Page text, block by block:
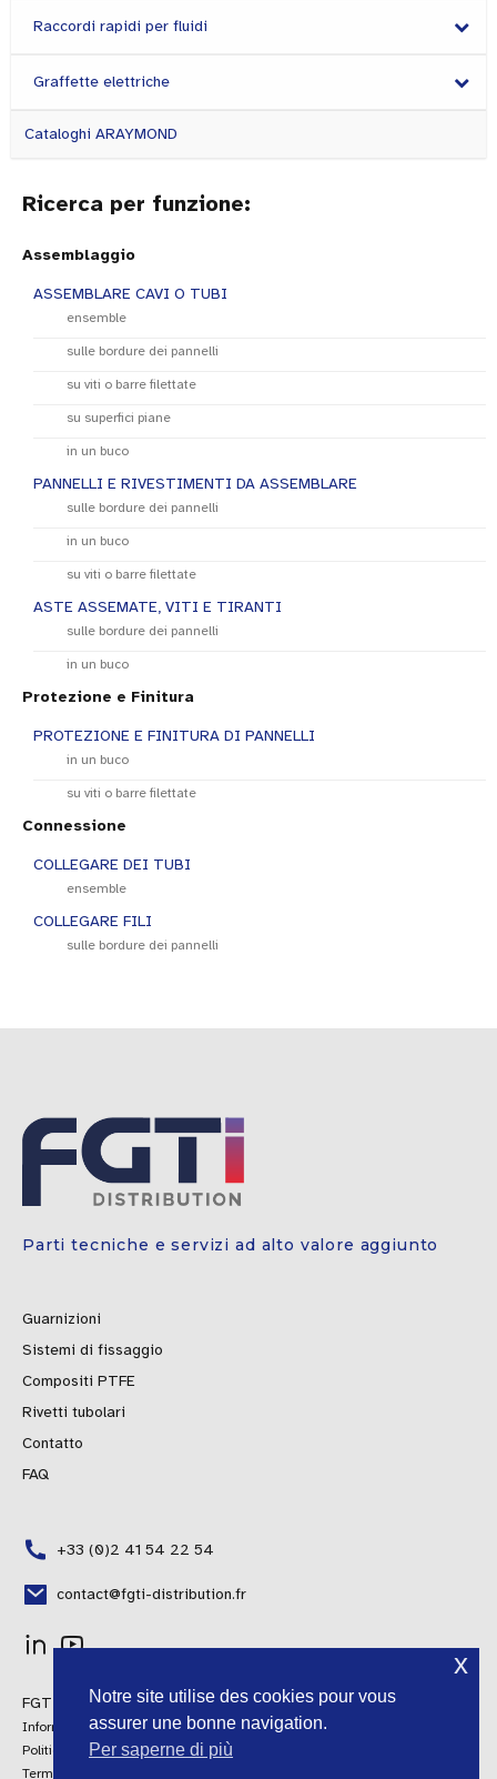
Raccordi rapidi per fluidi
Graffette elettriche
Cataloghi ARAYMOND
Ricerca per funzione:
Assemblaggio
ASSEMBLARE CAVI O TUBI
ensemble
sulle bordure dei pannelli
su viti o barre filettate
su superfici piane
in un buco
PANNELLI E RIVESTIMENTI DA ASSEMBLARE
sulle bordure dei pannelli
in un buco
su viti o barre filettate
ASTE ASSEMATE, VITI E TIRANTI
sulle bordure dei pannelli
in un buco
Protezione e Finitura
PROTEZIONE E FINITURA DI PANNELLI
in un buco
su viti o barre filettate
Connessione
COLLEGARE DEI TUBI
ensemble
COLLEGARE FILI
sulle bordure dei pannelli
Parti tecniche e servizi ad alto valore aggiunto
FGTI Distribuzione © 2024 Tutti i diritti riservati
Informazioni legali
Politica della qualità
Termini e condizioni generali di vendita
Guarnizioni
Sistemi di fissaggio
Compositi PTFE
Rivetti tubolari
Contatto
FAQ
+33 (0)2 41 54 22 54
contact@fgti-distribution.fr
Portuguese
Notre site utilise des cookies pour vous
assurer une bonne navigation.
Per saperne di più
x